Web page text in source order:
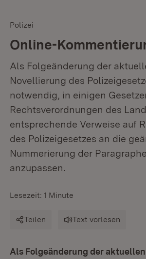
Polizei
Online-
Als Folgeänderung der
Novellierung des
notwendig, in einigen
Rechtsverordnungen des
entsprechende Verweise auf
des Polizeigesetzes an die
Nummerierung der
anzupassen.
Lesezeit: 1 Minute
Teilen Text vorlesen
Als Folgeänderung der